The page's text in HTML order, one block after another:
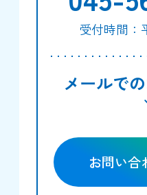
受付時間：
メールで
お問い合